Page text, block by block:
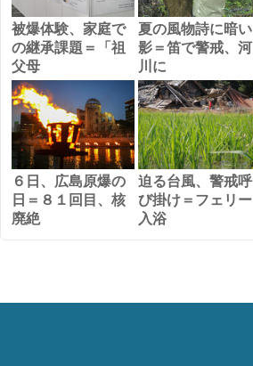
被爆体験、家庭で
の継承課題＝「祖
父母
夏の風物詩に暗い
影＝笛で警戒、河
川に
６日、広島原爆の
日＝８１回目、核
廃絶
迫る台風、警戒呼
び掛け＝フェリー
入浴